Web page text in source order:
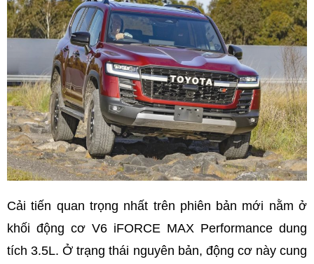
Cải tiến quan trọng nhất trên phiên bản mới nằm ở
khối động cơ V6 iFORCE MAX Performance dung
tích 3.5L. Ở trạng thái nguyên bản, động cơ này cung